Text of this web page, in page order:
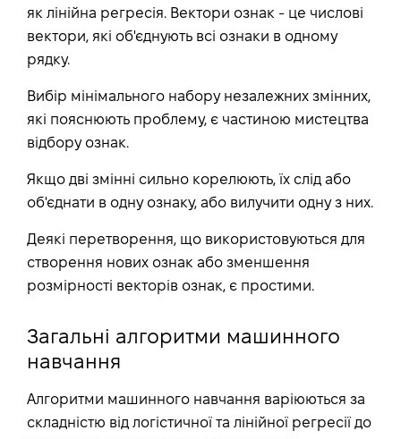
як лінійна регресія. Вектори ознак - це числові
вектори, які об'єднують всі ознаки в одному
рядку.
Вибір мінімального набору незалежних змінних,
які пояснюють проблему, є частиною мистецтва
відбору ознак.
Якщо дві змінні сильно корелюють, їх слід або
об'єднати в одну ознаку, або вилучити одну з них.
Деякі перетворення, що використовуються для
створення нових ознак або зменшення
розмірності векторів ознак, є простими.
Загальні алгоритми машинного
навчання
Алгоритми машинного навчання варіюються за
складністю від логістичної та лінійної регресії до